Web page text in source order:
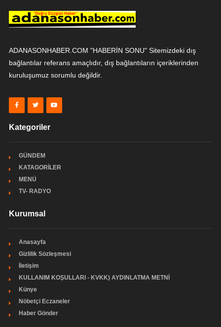
ADANASONHABER.COM "HABERİN SONU" Sitemizdeki dış
bağlantılar referans amaçlıdır, dış bağlantıların içeriklerinden
kuruluşumuz sorumlu değildir.
Kategoriler
GÜNDEM
KATAGORİLER
MENÜ
TV- RADYO
Kurumsal
Anasayfa
Gizlilik Sözleşmesi
İletişim
KULLANIM KOŞULLARI - KVKK) AYDINLATMA METNİ
Künye
Nöbetçi Eczaneler
Haber Gönder